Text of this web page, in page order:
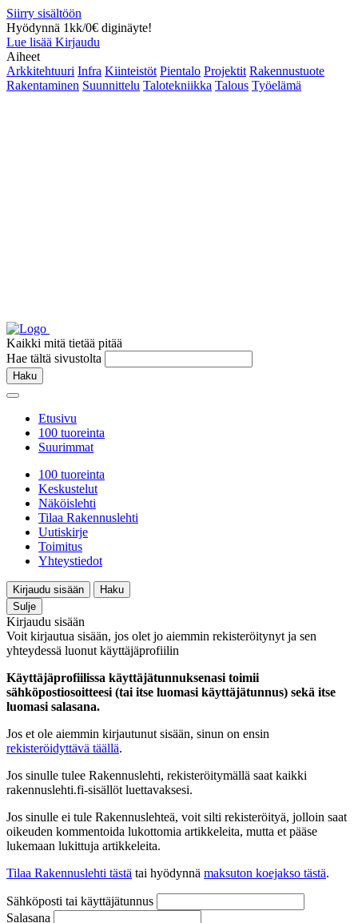
Siirry sisältöön
Hyödynnä 1kk/0€ diginäyte!
Lue lisää Kirjaudu
Aiheet
Arkkitehtuuri Infra Kiinteistöt Pientalo Projektit Rakennustuote
Rakentaminen Suunnittelu Talotekniikka Talous Työelämä
Kaikki mitä tietää pitää
Hae tältä sivustolta
Haku
Etusivu
100 tuoreinta
Suurimmat
100 tuoreinta
Keskustelut
Näköislehti
Tilaa Rakennuslehti
Uutiskirje
Toimitus
Yhteystiedot
Kirjaudu sisään
Haku
Sulje
Kirjaudu sisään
Voit kirjautua sisään, jos olet jo aiemmin rekisteröitynyt ja sen
yhteydessä luonut käyttäjäprofiilin
Käyttäjäprofiilissa käyttäjätunnuksenasi toimii
sähköpostiosoitteesi (tai itse luomasi käyttäjätunnus) sekä itse
luomasi salasana.
Jos et ole aiemmin kirjautunut sisään, sinun on ensin
rekisteröidyttävä täällä.
Jos sinulle tulee Rakennuslehti, rekisteröitymällä saat kaikki
rakennuslehti.fi-sisällöt luettavaksesi.
Jos sinulle ei tule Rakennuslehteä, voit silti rekisteröityä, jolloin saat
oikeuden kommentoida lukottomia artikkeleita, mutta et pääse
lukemaan lukittuja artikkeleita.
Tilaa Rakennuslehti tästä tai hyödynnä maksuton koejakso tästä.
Sähköposti tai käyttäjätunnus
Salasana